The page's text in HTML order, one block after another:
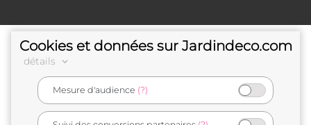
e-commerçant français
Cookies et données sur Jardindeco.com
détails
Mesure d'audience (?)